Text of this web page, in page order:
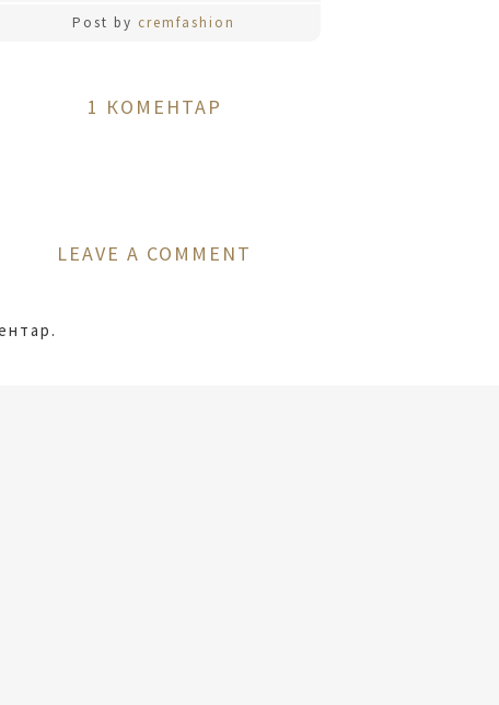
Post by cremfashion
1 КОМЕНТАР
LEAVE A COMMENT